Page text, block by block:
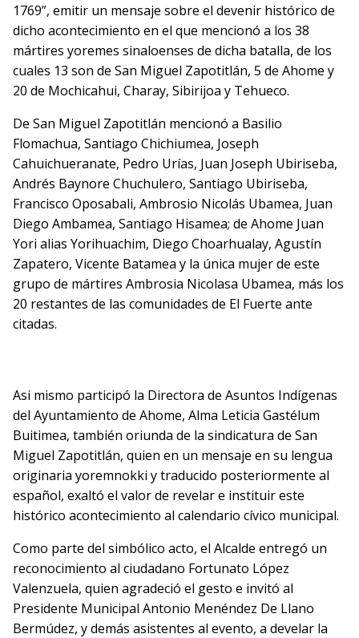
1769”, emitir un mensaje sobre el devenir histórico de
dicho acontecimiento en el que mencionó a los 38
mártires yoremes sinaloenses de dicha batalla, de los
cuales 13 son de San Miguel Zapotitlán, 5 de Ahome y
20 de Mochicahui, Charay, Sibirijoa y Tehueco.
De San Miguel Zapotitlán mencionó a Basilio
Flomachua, Santiago Chichiumea, Joseph
Cahuichueranate, Pedro Urías, Juan Joseph Ubiriseba,
Andrés Baynore Chuchulero, Santiago Ubiriseba,
Francisco Oposabali, Ambrosio Nicolás Ubamea, Juan
Diego Ambamea, Santiago Hisamea; de Ahome Juan
Yori alias Yorihuachim, Diego Choarhualay, Agustín
Zapatero, Vicente Batamea y la única mujer de este
grupo de mártires Ambrosia Nicolasa Ubamea, más los
20 restantes de las comunidades de El Fuerte ante
citadas.
Asi mismo participó la Directora de Asuntos Indígenas
del Ayuntamiento de Ahome, Alma Leticia Gastélum
Buitimea, también oriunda de la sindicatura de San
Miguel Zapotitlán, quien en un mensaje en su lengua
originaria yoremnokki y traducido posteriormente al
español, exaltó el valor de revelar e instituir este
histórico acontecimiento al calendario cívico municipal.
Como parte del simbólico acto, el Alcalde entregó un
reconocimiento al ciudadano Fortunato López
Valenzuela, quien agradeció el gesto e invitó al
Presidente Municipal Antonio Menéndez De Llano
Bermúdez, y demás asistentes al evento, a develar la